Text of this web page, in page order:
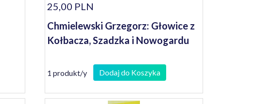
25,00 PLN
Chmielewski Grzegorz: Głowice z
Kołbacza, Szadzka i Nowogardu
1 produkt/y Dodaj do Koszyka